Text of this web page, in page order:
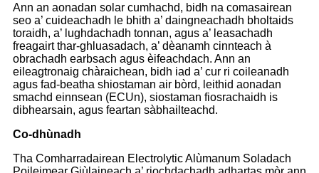
Ann an aonadan solar cumhachd, bidh na comasairean
seo a’ cuideachadh le bhith a’ daingneachadh bholtaids
toraidh, a’ lughdachadh tonnan, agus a’ leasachadh
freagairt thar-ghluasadach, a’ dèanamh cinnteach à
obrachadh earbsach agus èifeachdach. Ann an
eileagtronaig chàraichean, bidh iad a’ cur ri coileanadh
agus fad-beatha shiostaman air bòrd, leithid aonadan
smachd einnsean (ECUn), siostaman fiosrachaidh is
dibhearsain, agus feartan sàbhailteachd.
Co-dhùnadh
Tha Comharradairean Electrolytic Alùmanum Soladach